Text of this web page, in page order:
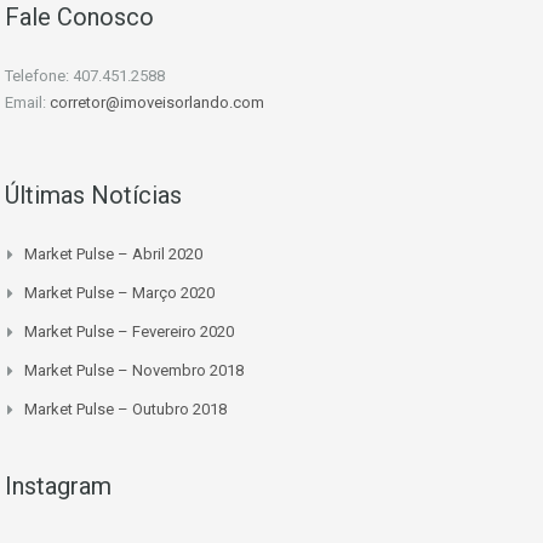
Fale Conosco
Telefone: 407.451.2588
Email: corretor@imoveisorlando.com
Últimas Notícias
Market Pulse – Abril 2020
Market Pulse – Março 2020
Market Pulse – Fevereiro 2020
Market Pulse – Novembro 2018
Market Pulse – Outubro 2018
Instagram